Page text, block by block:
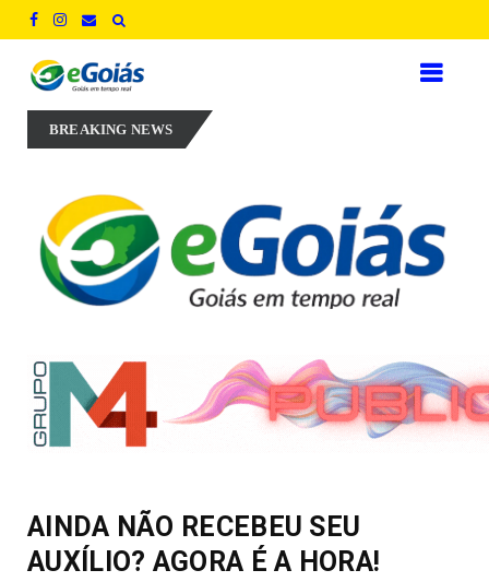
BREAKING NEWS
aposta em experiência, inovação e geração de empregos para
AINDA NÃO RECEBEU SEU
AUXÍLIO? AGORA É A HORA!